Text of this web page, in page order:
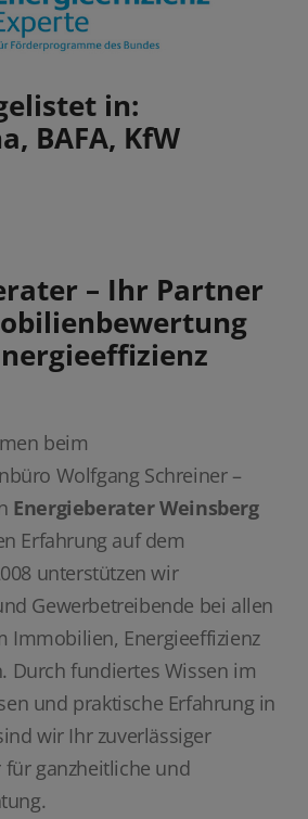
in:
BAFA, KfW
– Ihr Partner
beim
Wolfgang Schreiner –
Energieberater Weinsberg
Erfahrung auf dem
unterstützen wir
Gewerbetreibende bei allen
Immobilien, Energieeffizienz
Durch fundiertes Wissen im
und praktische Erfahrung in
wir Ihr zuverlässiger
ganzheitliche und